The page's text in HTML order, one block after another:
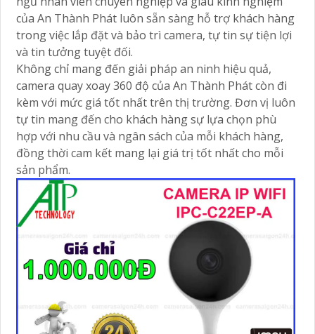
của An Thành Phát luôn sẵn sàng hỗ trợ khách hàng
trong việc lắp đặt và bảo trì camera, tự tin sự tiện lợi
và tin tưởng tuyệt đối.
Không chỉ mang đến giải pháp an ninh hiệu quả,
camera quay xoay 360 độ của An Thành Phát còn đi
kèm với mức giá tốt nhất trên thị trường. Đơn vị luôn
tự tin mang đến cho khách hàng sự lựa chọn phù
hợp với nhu cầu và ngân sách của mỗi khách hàng,
đồng thời cam kết mang lại giá trị tốt nhất cho mỗi
sản phẩm.